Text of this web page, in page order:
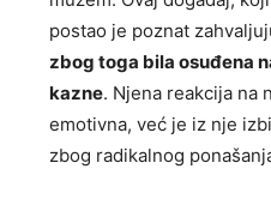
postao je poznat
zbog toga bila osuđena
kazne. Njena reakcija na
emotivna, već je iz nje
zbog radikalnog